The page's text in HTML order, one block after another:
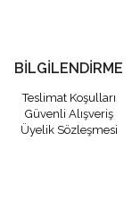
BİLGİLENDİRME
Teslimat Koşulları
Güvenli Alışveriş
Üyelik Sözleşmesi